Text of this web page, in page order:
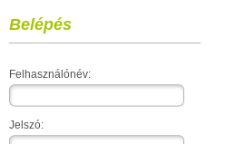
Belépés
Felhasználónév:
Jelszó: